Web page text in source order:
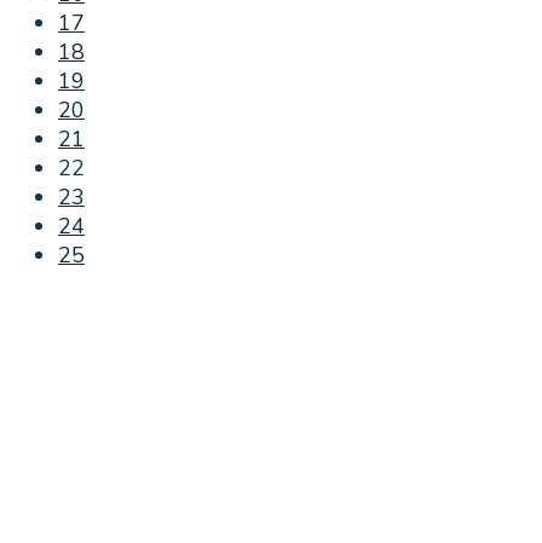
17
18
19
20
21
22
23
24
25